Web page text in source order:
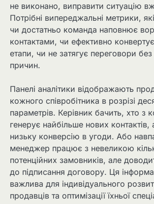
не виконано, виправити ситуацію
Потрібні випереджальні метрики,
чи достатньо команда наповнює
контактами, чи ефективно конвертує
етапи, чи не затягує переговори
причин.
Панелі аналітики відображають
кожного співробітника в розрізі
параметрів. Керівник бачить, хто з
генерує найбільше нових контактів,
низьку конверсію в угоди. Або
менеджер працює з невеликою
потенційних замовників, але
до підписання договору. Ця
важлива для індивідуального
продавців та оптимізації їхньої